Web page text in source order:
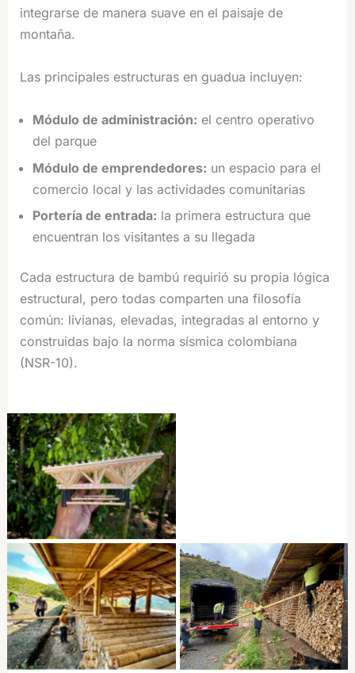
integrarse de manera suave en el paisaje de
montaña.
Las principales estructuras en guadua incluyen:
Módulo de administración: el centro operativo
del parque
Módulo de emprendedores: un espacio para el
comercio local y las actividades comunitarias
Portería de entrada: la primera estructura que
encuentran los visitantes a su llegada
Cada estructura de bambú requirió su propia lógica
estructural, pero todas comparten una filosofía
común: livianas, elevadas, integradas al entorno y
construidas bajo la norma sísmica colombiana
(NSR-10).